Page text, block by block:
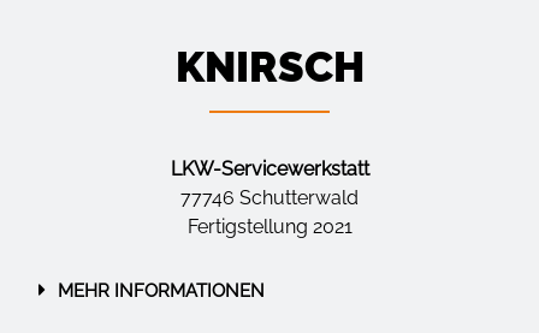
KNIRSCH
LKW-Servicewerkstatt
77746 Schutterwald
Fertigstellung 2021
MEHR INFORMATIONEN